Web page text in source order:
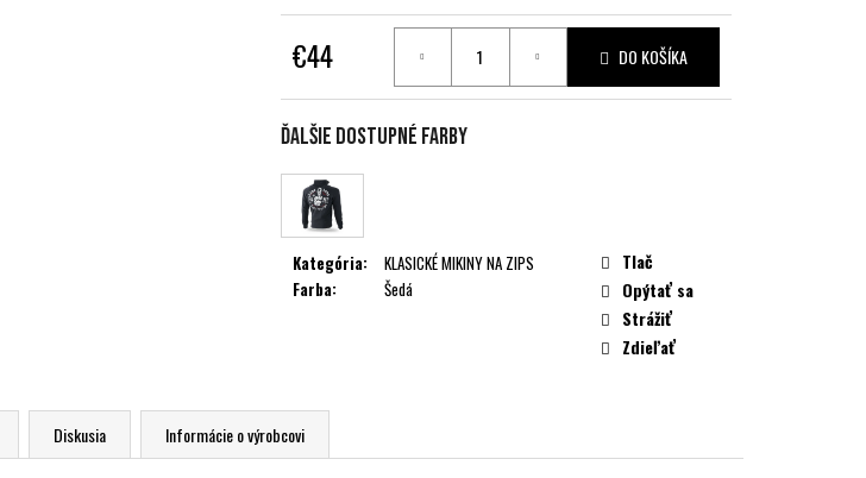
€44
cena:
DO KOŠÍKA
Ďalšie dostupné farby
Kategória:
KLASICKÉ MIKINY NA ZIPS
Farba: Šedá
Tlač
Opýtať sa
Strážiť
Zdieľať
Diskusia Informácie o výrobcovi